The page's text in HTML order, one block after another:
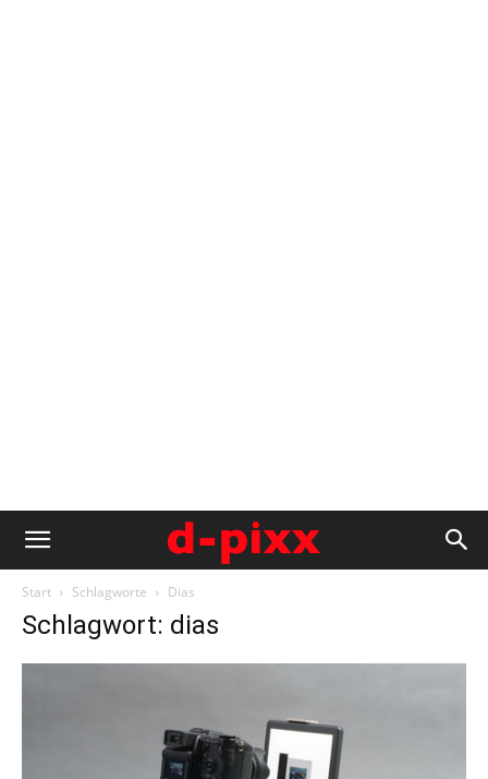
Start Schlagworte Dias
Schlagwort: dias